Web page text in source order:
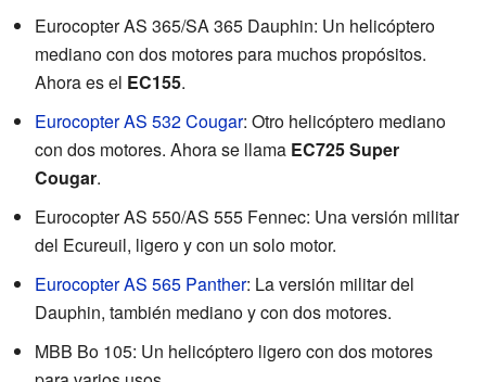
Eurocopter AS 365/SA 365 Dauphin: Un helicóptero
mediano con dos motores para muchos propósitos.
Ahora es el EC155.
Eurocopter AS 532 Cougar: Otro helicóptero mediano
con dos motores. Ahora se llama EC725 Super
Cougar.
Eurocopter AS 550/AS 555 Fennec: Una versión militar
del Ecureuil, ligero y con un solo motor.
Eurocopter AS 565 Panther: La versión militar del
Dauphin, también mediano y con dos motores.
MBB Bo 105: Un helicóptero ligero con dos motores